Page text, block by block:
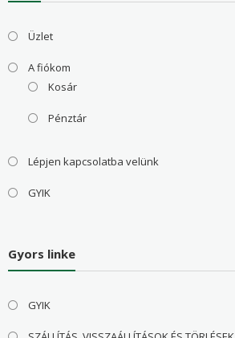
Üzlet
A fiókom
Kosár
Pénztár
Lépjen kapcsolatba velünk
GYIK
Gyors linke
GYIK